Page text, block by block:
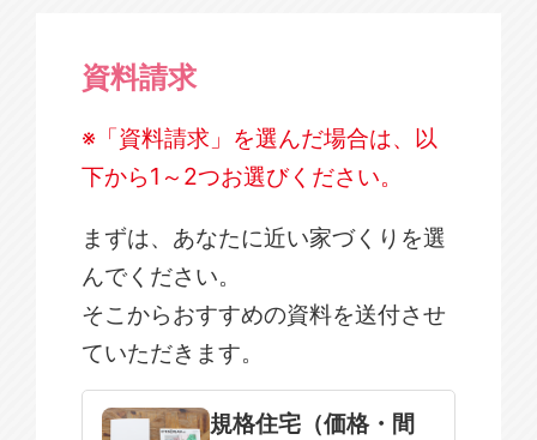
資料請求
※「資料請求」を選んだ場合は、以
下から1～2つお選びください。
まずは、あなたに近い家づくりを選
んでください。
そこからおすすめの資料を送付させ
ていただきます。
規格住宅
注文住宅
規格住宅（価格・間